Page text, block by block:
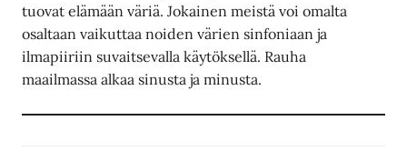
tuovat elämään väriä. Jokainen meistä voi omalta
osaltaan vaikuttaa noiden värien sinfoniaan ja
ilmapiiriin suvaitsevalla käytöksellä. Rauha
maailmassa alkaa sinusta ja minusta.